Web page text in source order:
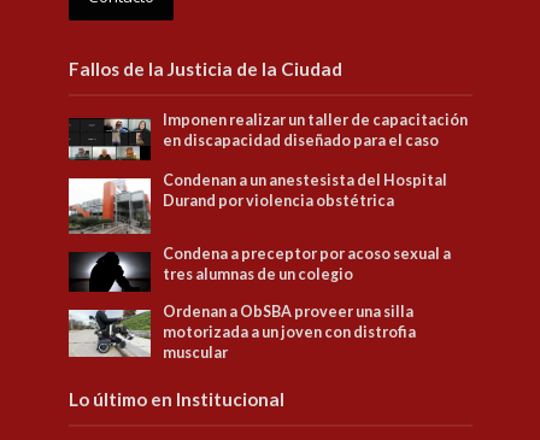
Fallos de la Justicia de la Ciudad
Imponen realizar un taller de capacitación
en discapacidad diseñado para el caso
Condenan a un anestesista del Hospital
Durand por violencia obstétrica
Condena a preceptor por acoso sexual a
tres alumnas de un colegio
Ordenan a ObSBA proveer una silla
motorizada a un joven con distrofia
muscular
Lo último en Institucional